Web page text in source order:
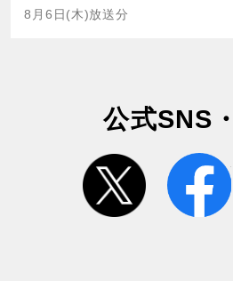
8月6日(木)放送分
公式SNS
twitter